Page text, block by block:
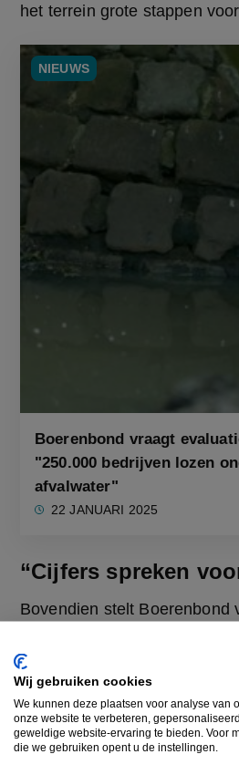
Wij gebruiken cookies
We kunnen deze plaatsen voor analyse van
onze website te verbeteren,
geweldige website-ervaring te bieden. Voor
die we gebruiken opent u de instellingen.
het terrein grote stappen
NIEUWS
Boerenbond vraagt
"250.000 bedrijven lozen
afvalwater"
22 JANUARI 2025
“Cijfers spreken
Bovendien stelt Boerenbond
namelijk een grondige
meetnet waarop de impact
beoordeeld, tot op vandaag
“Het is onaanvaardbaar
trekken en extra druk te